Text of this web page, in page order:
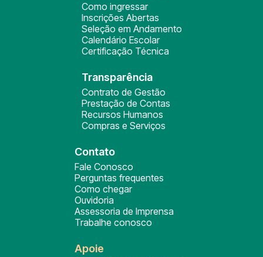
Como ingressar
Inscrições Abertas
Seleção em Andamento
Calendário Escolar
Certificação Técnica
Transparência
Contrato de Gestão
Prestação de Contas
Recursos Humanos
Compras e Serviços
Contato
Fale Conosco
Perguntas frequentes
Como chegar
Ouvidoria
Assessoria de Imprensa
Trabalhe conosco
Apoie